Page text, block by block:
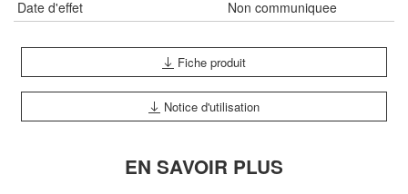
Date d'effet
Non communiquee
Fiche produit
Notice d'utilisation
EN SAVOIR PLUS